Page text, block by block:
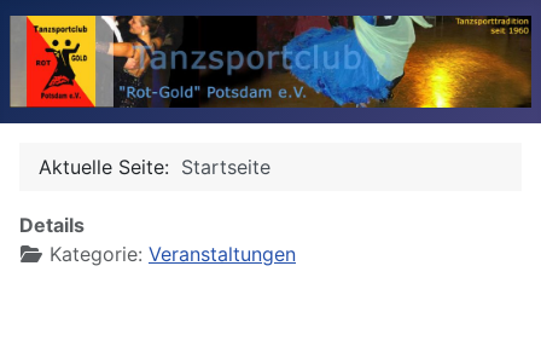
Aktuelle Seite: Startseite
Details
Kategorie: Veranstaltungen